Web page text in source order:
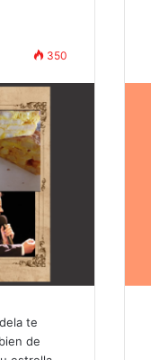
350
te
de
en Tandil